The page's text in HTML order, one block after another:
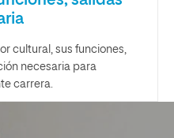
cultural, sus funciones,
necesaria para
carrera.